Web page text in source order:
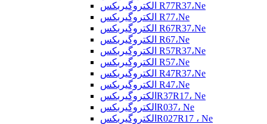
الکتروگیربکس R77R37،Ne
الکتروگیربکس R77،Ne
الکتروگیربکس R67R37،Ne
الکتروگیربکس R67،Ne
الکتروگیربکس R57R37،Ne
الکتروگیربکس R57،Ne
الکتروگیربکس R47R37،Ne
الکتروگیربکس R47،Ne
الکتروگیربکسR37R17، Ne
الکتروگیربکسR037، Ne
الکتروگیربکسR027R17 ، Ne